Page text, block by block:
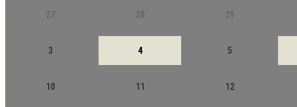
27 28 29
3 4 5
10 11 12